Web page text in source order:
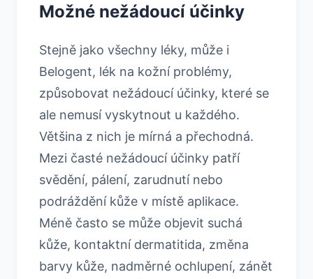
Možné nežádoucí účinky
Stejně jako všechny léky, může i
Belogent, lék na kožní problémy,
způsobovat nežádoucí účinky, které se
ale nemusí vyskytnout u každého.
Většina z nich je mírná a přechodná.
Mezi časté nežádoucí účinky patří
svědění, pálení, zarudnutí nebo
podráždění kůže v místě aplikace.
Méně často se může objevit suchá
kůže, kontaktní dermatitida, změna
barvy kůže, nadměrné ochlupení, zánět